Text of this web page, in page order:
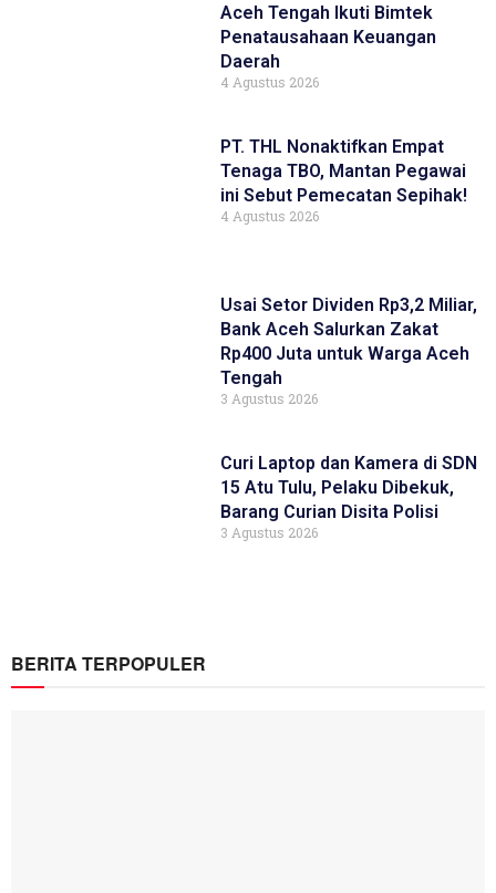
Aceh Tengah Ikuti Bimtek
Penatausahaan Keuangan
Daerah
4 Agustus 2026
PT. THL Nonaktifkan Empat
Tenaga TBO, Mantan Pegawai
ini Sebut Pemecatan Sepihak!
4 Agustus 2026
Usai Setor Dividen Rp3,2 Miliar,
Bank Aceh Salurkan Zakat
Rp400 Juta untuk Warga Aceh
Tengah
3 Agustus 2026
Curi Laptop dan Kamera di SDN
15 Atu Tulu, Pelaku Dibekuk,
Barang Curian Disita Polisi
3 Agustus 2026
BERITA TERPOPULER